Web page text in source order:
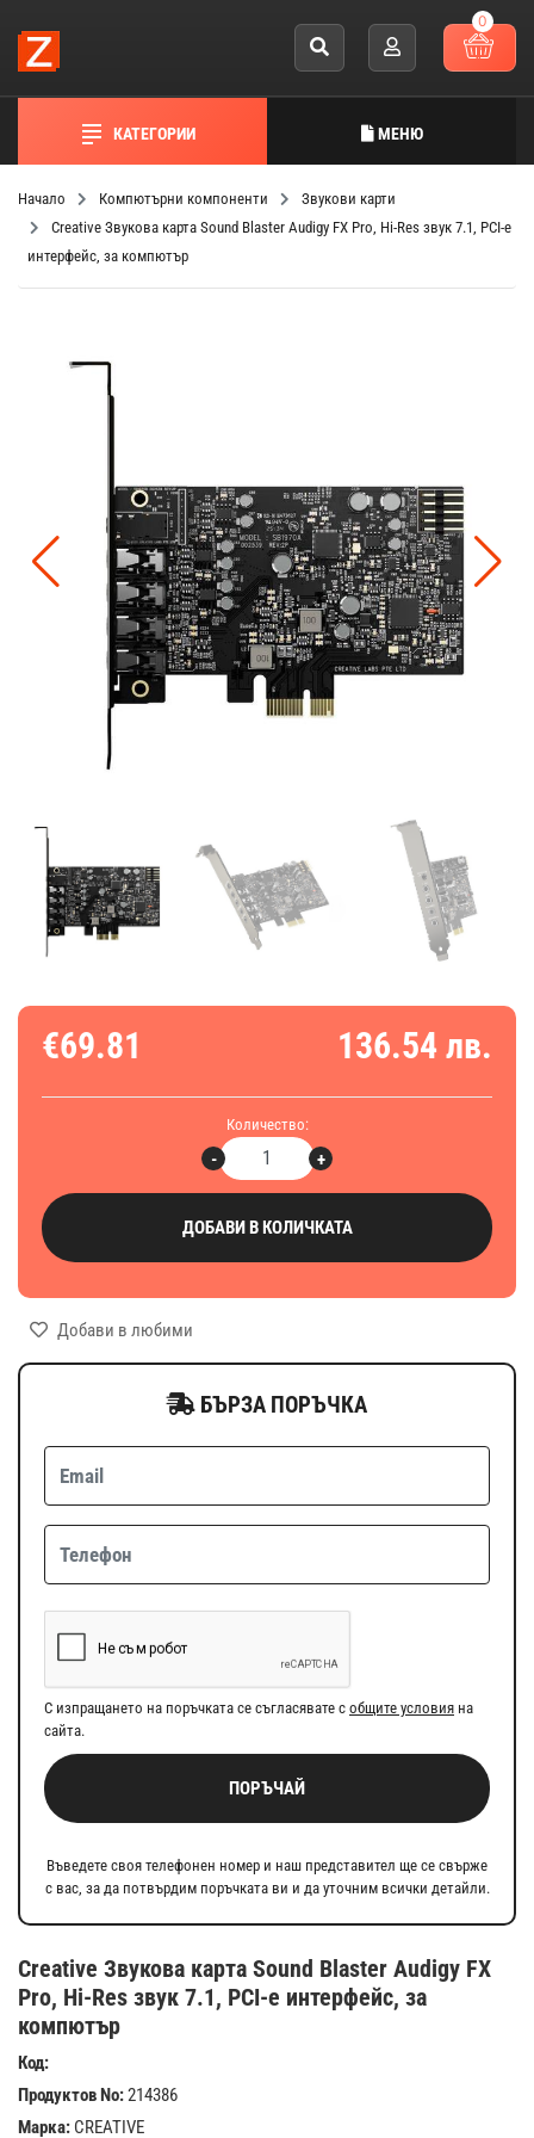
0
КАТЕГОРИИ МЕНЮ
Начало Компютърни компоненти
Звукови карти
Creative Звукова карта Sound Blaster Audigy FX Pro, Hi-Res звук 7.1, PCI-e
интерфейс, за компютър
Creative Звукова карта Sound Blaster Audigy FX
Pro, Hi-Res звук 7.1, PCI-e интерфейс, за
компютър
Код:
Продуктов No:214386
Марка: CREATIVE
€69.81 136.54 лв.
Количество:
+
-
ДОБАВИ В КОЛИЧКАТА
Добави в любими
БЪРЗА ПОРЪЧКА
С изпращането на поръчката се съгласявате с общите условия на
сайта.
ПОРЪЧАЙ
Въведете своя телефонен номер и наш представител ще се свърже
с вас, за да потвърдим поръчката ви и да уточним всички детайли.